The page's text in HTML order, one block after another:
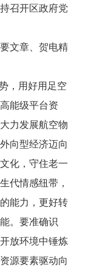
召开区政府党
文章、贺电精
，用好用足空
能级平台资
力发展航空物
向型经济迈向
化，守住老一
代情感纽带，
能力，更好转
。要准确识
放环境中锤炼
源要素驱动向